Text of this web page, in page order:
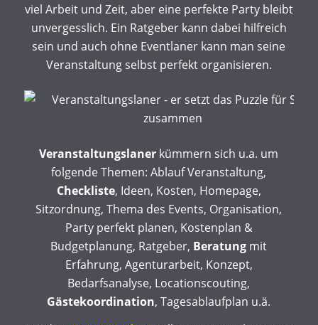
viel Arbeit und Zeit, aber eine perfekte Party bleibt
unvergesslich. Ein Ratgeber kann dabei hilfreich
sein und auch ohne Eventlaner kann man seine
Veranstaltung selbst perfekt organisieren.
Veranstaltungslaner kümmern sich u.a. um
folgende Themen: Ablauf Veranstaltung,
Checkliste, Ideen, Kosten, Homepage,
Sitzordnung, Thema des Events, Organisation,
Party perfekt planen, Kostenplan &
Budgetplanung, Ratgeber, Beratung mit
Erfahrung, Agenturarbeit, Konzept,
Bedarfsanalyse, Locationscouting,
Gästekoordination, Tagesablaufplan u.ä.